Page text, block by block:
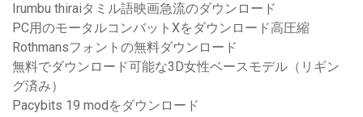
Irumbu thiraiタミル語映画急流のダウンロード
PC用のモータルコンバットXをダウンロード高圧縮
Rothmansフォントの無料ダウンロード
無料でダウンロード可能な3D女性ベースモデル（リギン
グ済み）
Pacybits 19 modをダウンロード